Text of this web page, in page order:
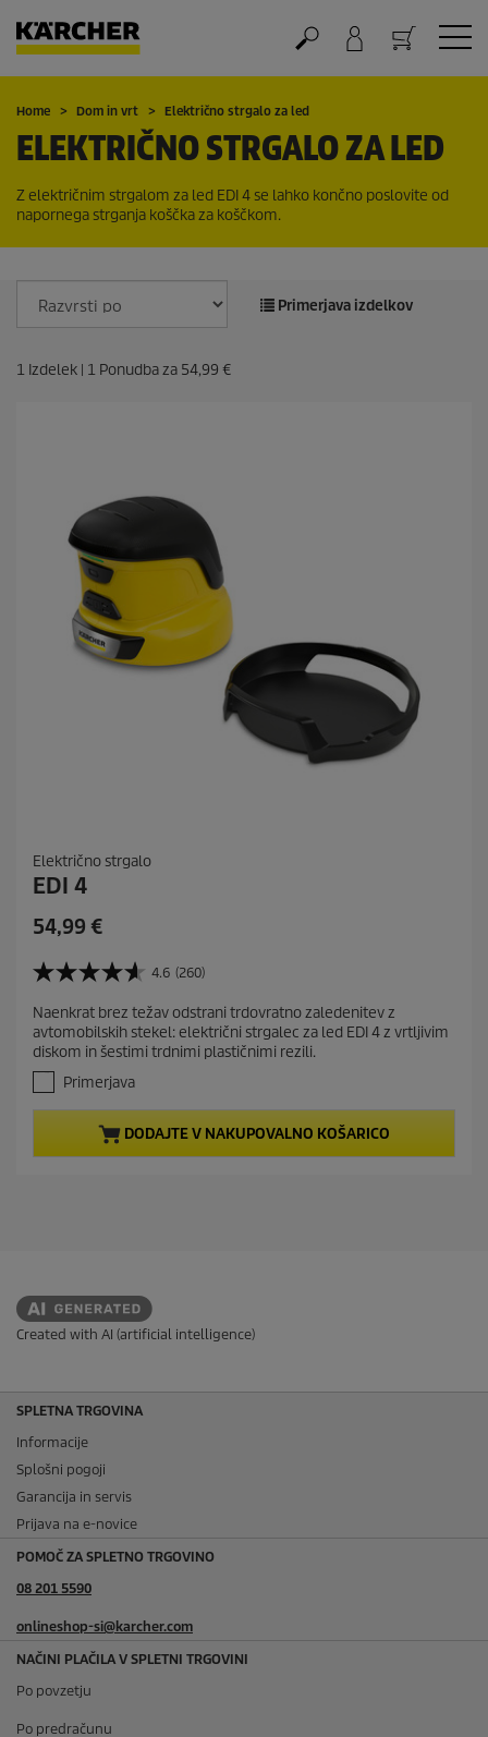
Nakupovalna košarica
Home Dom in vrt Električno strgalo za led
ELEKTRIČNO STRGALO ZA LED
Z električnim strgalom za led EDI 4 se lahko končno poslovite od
napornega strganja koščka za koščkom.
Primerjava izdelkov
1 Izdelek | 1 Ponudba za 54,99 €
Električno strgalo
EDI 4
C
r
e
n
t
p
r
i
c
54,99 €
4.6 (260)
4
6
o
d
z
z
0
o
c
Naenkrat brez težav odstrani trdovratno zaledenitev z
avtomobilskih stekel: električni strgalec za led EDI 4 z vrtljivim
diskom in šestimi trdnimi plastičnimi rezili.
Primerjava
DODAJTE V NAKUPOVALNO KOŠARICO
Created with AI (artificial intelligence)
SPLETNA TRGOVINA
Informacije
Splošni pogoji
Garancija in servis
Prijava na e-novice
POMOČ ZA SPLETNO TRGOVINO
08 201 5590
onlineshop-si@karcher.com
NAČINI PLAČILA V SPLETNI TRGOVINI
Po povzetju
Po predračunu